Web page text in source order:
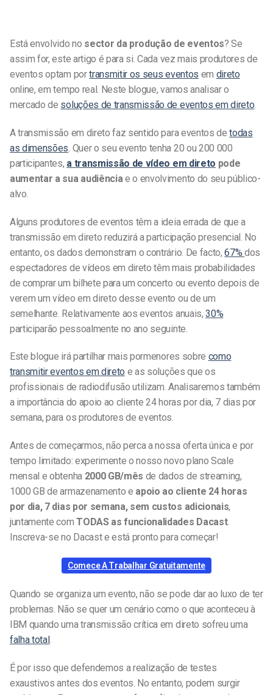
Está envolvido no sector da produção de eventos? Se
assim for, este artigo é para si. Cada vez mais produtores de
eventos optam portransmitir os seus eventos em direto
online, em tempo real. Neste blogue, vamos analisar o
mercado de soluções de transmissão de eventos em direto.
A transmissão em direto faz sentido para eventos detodas
as dimensões . Quer o seu evento tenha 20 ou 200 000
participantes, a transmissão de vídeo em direto pode
aumentar a sua audiência e o envolvimento do seu público-
alvo.
Alguns produtores de eventos têm a ideia errada de que a
transmissão em direto reduzirá a participação presencial. No
entanto, os dados demonstram o contrário. De facto,67%dos
espectadores de vídeos em direto têm mais probabilidades
de comprar um bilhete para um concerto ou evento depois de
verem um vídeo em direto desse evento ou de um
semelhante. Relativamente aos eventos anuais,30%
participarão pessoalmente no ano seguinte.
Este blogue irá partilhar mais pormenores sobre como
transmitir eventos em direto e as soluções que os
profissionais de radiodifusão utilizam. Analisaremos também
a importância do apoio ao cliente 24 horas por dia, 7 dias por
semana, para os produtores de eventos.
Antes de começarmos, não perca a nossa oferta única e por
tempo limitado: experimente o nosso novo plano Scale
mensal e obtenha 2000 GB/mês de dados de streaming,
1000 GB de armazenamento e apoio ao cliente 24 horas
por dia, 7 dias por semana, sem custos adicionais,
juntamente comTODAS as funcionalidades Dacast.
Inscreva-se no Dacast e está pronto para começar!
Comece A Trabalhar Gratuitamente
Quando se organiza um evento, não se pode dar ao luxo de ter
problemas. Não se quer um cenário como o que aconteceu à
IBM quando uma transmissão crítica em direto sofreu uma
falha total.
É por isso que defendemos a realização de testes
exaustivos antes dos eventos. No entanto, podem surgir